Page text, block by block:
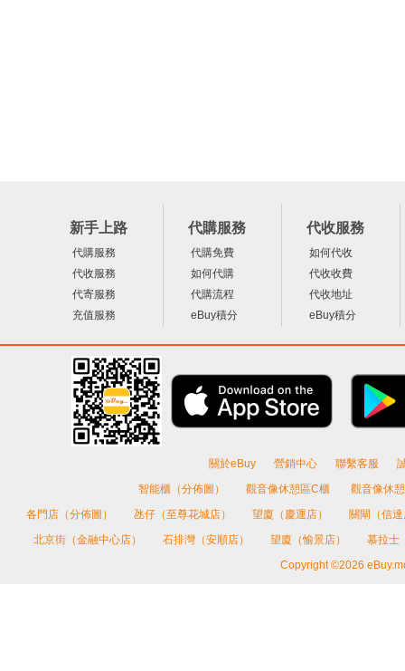
新手上路
代購服務
代收服務
代寄服務
充值服務
代購服務
代購免費
如何代購
代購流程
eBuy積分
代收服務
如何代收
代收收費
代收地址
eBuy積分
關於eBuy 營銷中心 聯繫客服
智能櫃（分佈圖）
觀音像休憩區C櫃
觀音像休
各門店（分佈圖）
氹仔（至尊花城店） 望廈（慶運店）
關閘（信
北京街（金融中心店）
石排灣（安順店） 望廈（愉景店）
慕拉士
Copyright ©2026